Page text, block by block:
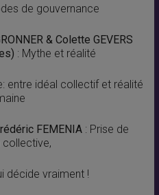
de gouvernance
& Colette GEVERS
: Mythe et réalité
entre idéal collectif et réalité
FEMENIA : Prise de
collective,
décide vraiment !